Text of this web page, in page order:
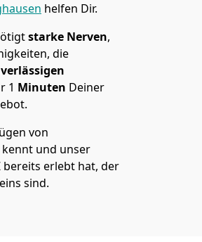
helfen Dir.
starke Nerven,
die
1 Minuten Deiner
von
kennt und unser
bereits erlebt hat, der
sind.